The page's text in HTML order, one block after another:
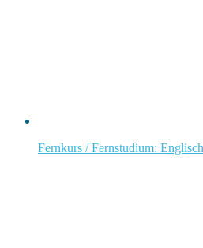
Fernkurs / Fernstudium: